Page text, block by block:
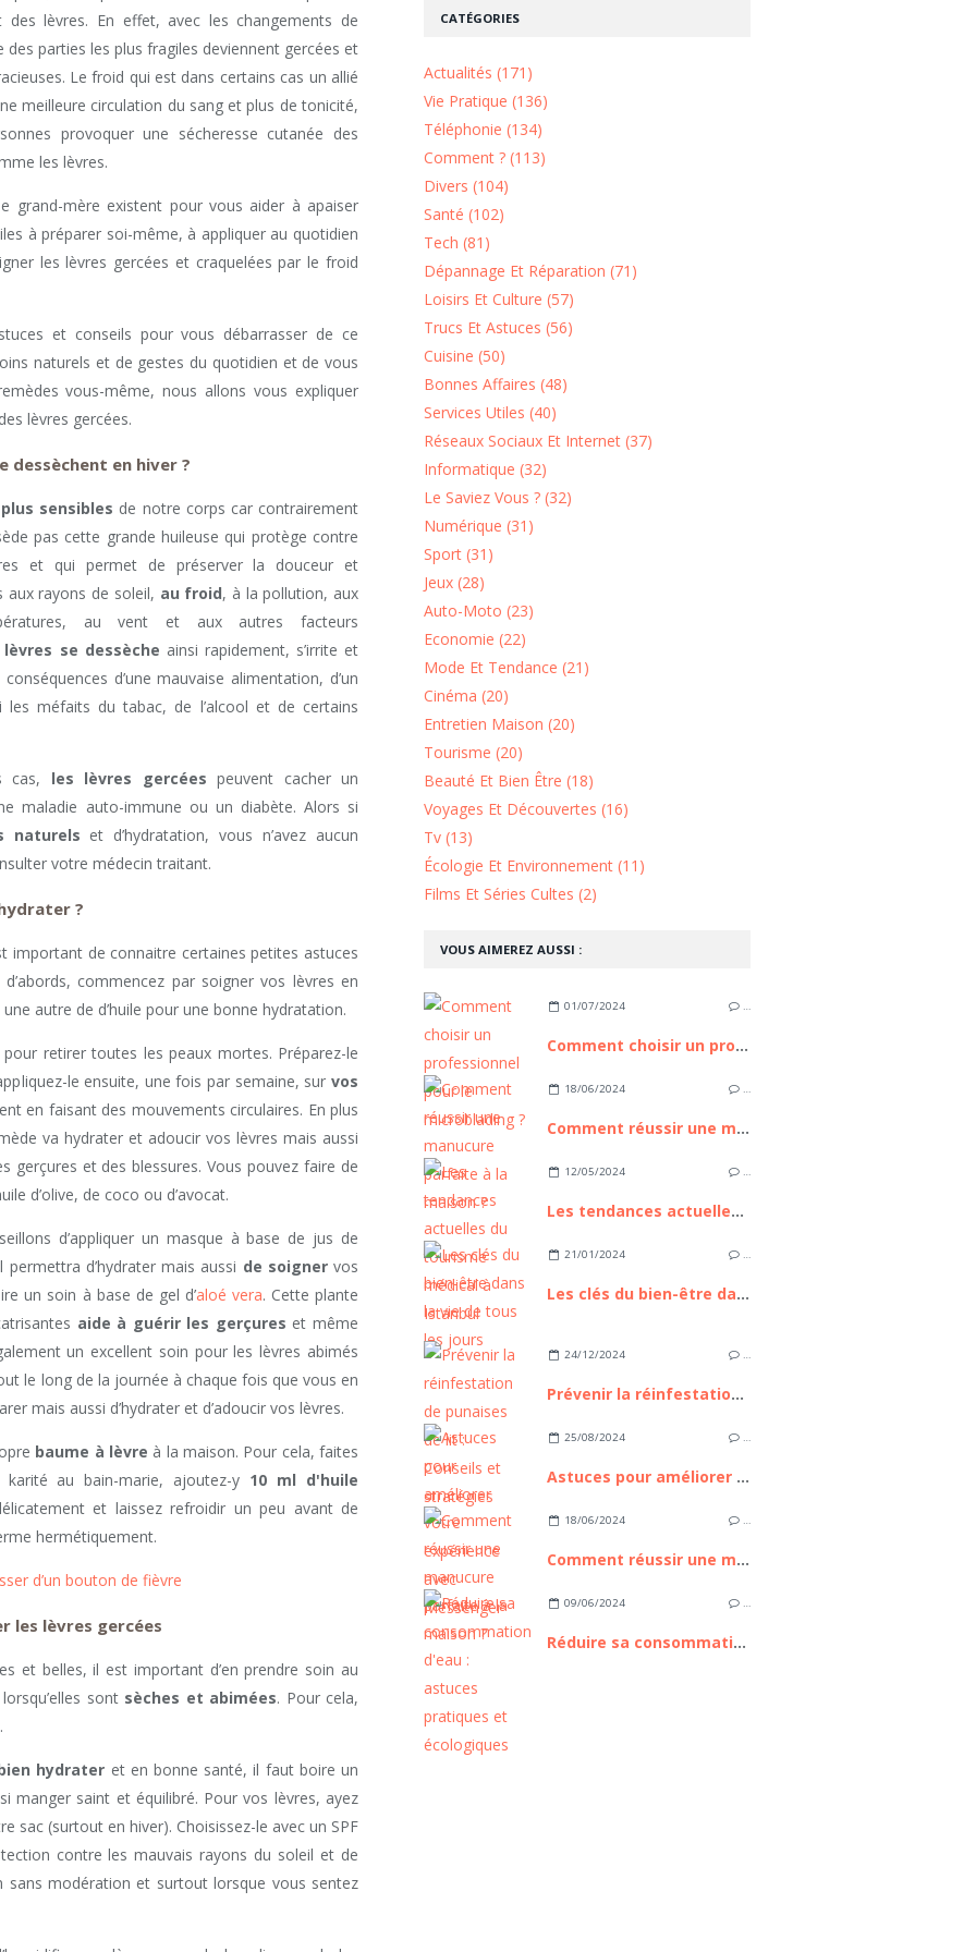
lèvres. En effet, avec les changements de
des parties les plus fragiles deviennent gercées et
Le froid qui est dans certains cas un allié
meilleure circulation du sang et plus de tonicité,
provoquer une sécheresse cutanée des
les lèvres.
grand-mère existent pour vous aider à apaiser
à préparer soi-même, à appliquer au quotidien
les lèvres gercées et craquelées par le froid
et conseils pour vous débarrasser de ce
naturels et de gestes du quotidien et de vous
vous-même, nous allons vous expliquer
lèvres gercées.
dessèchent en hiver ?
sensibles de notre corps car contrairement
pas cette grande huileuse qui protège contre
et qui permet de préserver la douceur et
aux rayons de soleil, au froid, à la pollution, aux
au vent et aux autres facteurs
lèvres se dessèche ainsi rapidement, s’irrite et
d’une mauvaise alimentation, d’un
méfaits du tabac, de l’alcool et de certains
cas, les lèvres gercées peuvent cacher un
maladie auto-immune ou un diabète. Alors si
naturels et d’hydratation, vous n’avez aucun
votre médecin traitant.
?
important de connaitre certaines petites astuces
commencez par soigner vos lèvres en
autre de d’huile pour une bonne hydratation.
retirer toutes les peaux mortes. Préparez-le
le ensuite, une fois par semaine, sur vos
en faisant des mouvements circulaires. En plus
va hydrater et adoucir vos lèvres mais aussi
gerçures et des blessures. Vous pouvez faire de
d’olive, de coco ou d’avocat.
d’appliquer un masque à base de jus de
d’hydrater mais aussi de soignervos
un soin à base de gel d’aloé vera. Cette plante
aide à guérir les gerçures et même
un excellent soin pour les lèvres abimés
le long de la journée à chaque fois que vous en
mais aussi d’hydrater et d’adoucir vos lèvres.
baume à lèvre à la maison. Pour cela, faites
au bain-marie, ajoutez-y 10 ml d'huile
et laissez refroidir un peu avant de
hermétiquement.
d’un bouton de fièvre
les lèvres gercées
et belles, il est important d’en prendre soin au
sont sèches et abimées. Pour cela,
hydrater et en bonne santé, il faut boire un
manger saint et équilibré. Pour vos lèvres, ayez
sac (surtout en hiver). Choisissez-le avec un SPF
contre les mauvais rayons du soleil et de
sans modération et surtout lorsque vous sentez
VOUS AIMEREZ AUSSI :
01/07/2024 …
Comment choisir un professionnel pour le microblading ?
18/06/2024 …
Comment réussir une manucure parfaite à la maison ?
12/05/2024 …
Les tendances actuelles du tourisme médical à Istanbul
21/01/2024 …
Les clés du bien-être dans la vie de tous les jours
24/12/2024 …
Prévenir la réinfestation de punaises de lit : Conseils et stratégies
25/08/2024 …
Astuces pour améliorer votre expérience avec Messenger
18/06/2024 …
Comment réussir une manucure parfaite à la maison ?
09/06/2024 …
Réduire sa consommation d'eau : astuces pratiques et écologiques
CATÉGORIES
Actualités (171)
Vie Pratique (136)
Téléphonie (134)
Comment ? (113)
Divers (104)
Santé (102)
Tech (81)
Dépannage Et Réparation (71)
Loisirs Et Culture (57)
Trucs Et Astuces (56)
Cuisine (50)
Bonnes Affaires (48)
Services Utiles (40)
Réseaux Sociaux Et Internet (37)
Informatique (32)
Le Saviez Vous ? (32)
Numérique (31)
Sport (31)
Jeux (28)
Auto-Moto (23)
Economie (22)
Mode Et Tendance (21)
Cinéma (20)
Entretien Maison (20)
Tourisme (20)
Beauté Et Bien Être (18)
Voyages Et Découvertes (16)
Tv (13)
Écologie Et Environnement (11)
Films Et Séries Cultes (2)